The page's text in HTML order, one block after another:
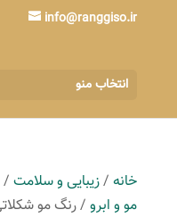
info@ranggiso.ir
انتخاب منو
خانه/زیبایی و سلامت/
مو و ابرو